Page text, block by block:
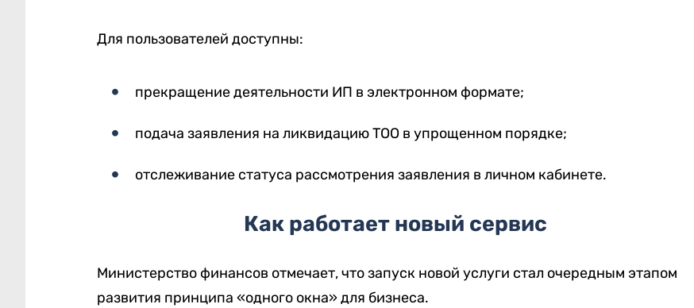
Для пользователей доступны:
прекращение деятельности ИП в электронном формате;
подача заявления на ликвидацию ТОО в упрощенном порядке;
отслеживание статуса рассмотрения заявления в личном кабинете.
Как работает новый сервис
Министерство финансов отмечает, что запуск новой услуги стал очередным этапом
развития принципа «одного окна» для бизнеса.